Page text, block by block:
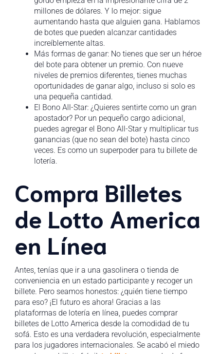
millones de dólares. Y lo mejor: sigue
aumentando hasta que alguien gana. Hablamos
de botes que pueden alcanzar cantidades
increíblemente altas.
Más formas de ganar: No tienes que ser un héroe
del bote para obtener un premio. Con nueve
niveles de premios diferentes, tienes muchas
oportunidades de ganar algo, incluso si solo es
una pequeña cantidad.
El Bono All-Star: ¿Quieres sentirte como un gran
apostador? Por un pequeño cargo adicional,
puedes agregar el Bono All-Star y multiplicar tus
ganancias (que no sean del bote) hasta cinco
veces. Es como un superpoder para tu billete de
lotería.
Compra Billetes
de Lotto America
en Línea
Antes, tenías que ir a una gasolinera o tienda de
conveniencia en un estado participante y recoger un
billete. Pero seamos honestos: ¿quién tiene tiempo
para eso? ¡El futuro es ahora! Gracias a las
plataformas de lotería en línea, puedes comprar
billetes de Lotto America desde la comodidad de tu
sofá. Esto es una verdadera revolución, especialmente
para los jugadores internacionales. Se acabó el miedo